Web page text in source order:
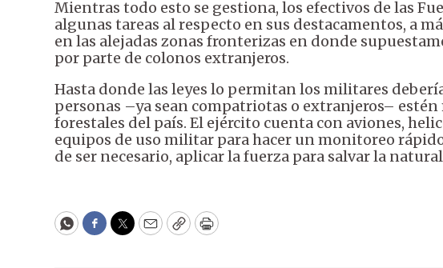
Mientras todo esto se gestiona, los efectivos de las
algunas tareas al respecto en sus destacamentos, a
en las alejadas zonas fronterizas en donde
por parte de colonos extranjeros.
Hasta donde las leyes lo permitan los militares
personas –ya sean compatriotas o extranjeros–
forestales del país. El ejército cuenta con aviones,
equipos de uso militar para hacer un monitoreo rápido
de ser necesario, aplicar la fuerza para salvar la
WhatsApp
Facebook
Twitter
EmailCopyPrint